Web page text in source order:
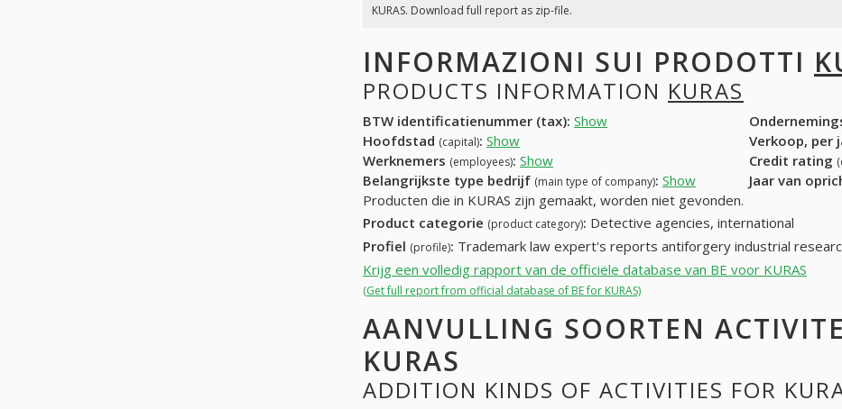
KURAS. Download full report as zip-file.
INFORMAZIONI SUI PRODOTTI
PRODUCTS INFORMATION KURAS
BTW identificatienummer (tax): Show
Hoofdstad (capital): Show Verkoop, per
Werknemers (employees): Show Credit rating
Belangrijkste type bedrijf (main type of company): Show Jaar van
Producten die in KURAS zijn gemaakt, worden niet gevonden.
Product categorie (product category): Detective agencies, international
Profiel (profile): Trademark law expert's reports antiforgery industrial
Krijg een volledig rapport van de officiële database van BE voor KURAS
(Get full report from official database of BE for KURAS)
AANVULLING SOORTEN
KURAS
ADDITION KINDS OF ACTIVITIES FOR